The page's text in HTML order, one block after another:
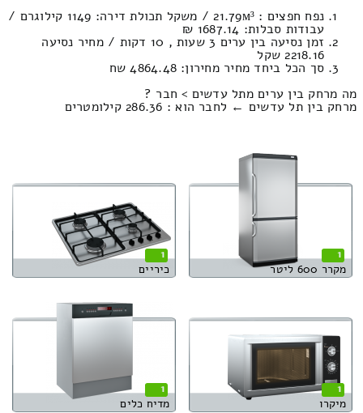
נפח חפצים : 21.79м³ / משקל תכולת דירה: 1149 קילוגרם /
עבודות סבלות: 1687.14 ₪
זמן נסיעה בין ערים 3 שעות , 10 דקות / מחיר נסיעה
2218.16 שקל
סך הכל ביחד מחיר מחירון: 4864.48 שח
מה מרחק בין ערים מתל עדשים > חבר ?
מרחק בין תל עדשים ← לחבר הוא : 286.36 קילומטרים
1
מקרר 600 ליטר
1
כיריים
1
מיקרו
1
מדיח כלים